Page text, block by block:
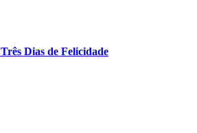
Três Dias de Felicidade